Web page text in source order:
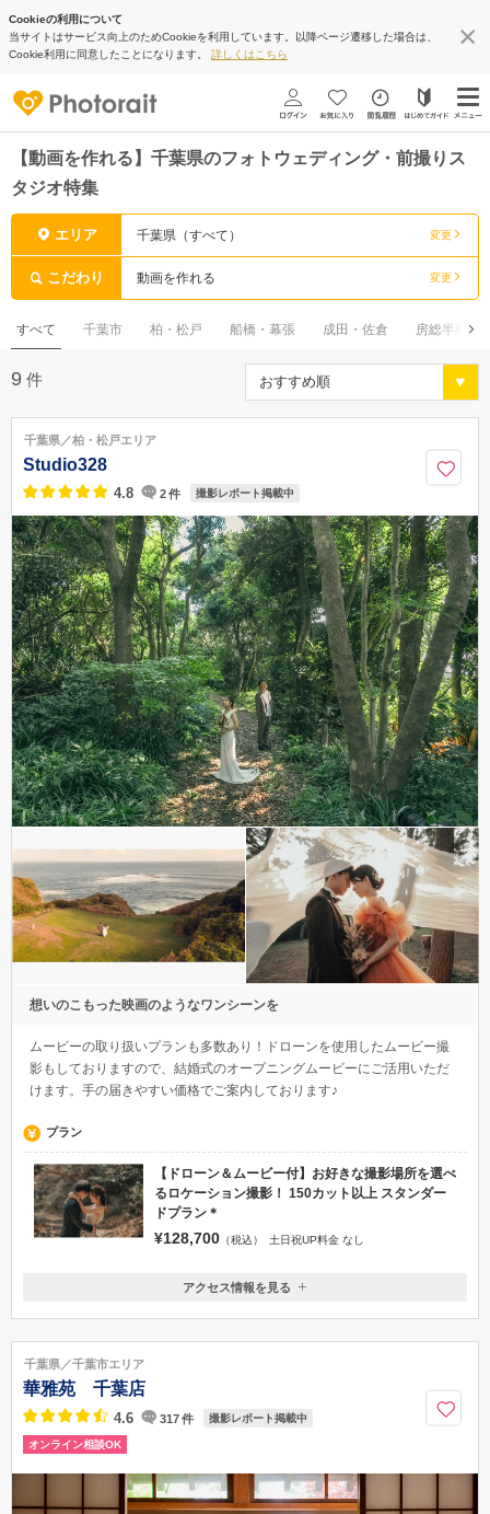
Cookieの利用について
当サイトはサービス向上のためCookieを利用しています。以降ページ遷移した場合は、
Cookie利用に同意したことになります。 詳しくはこちら
【動画を作れる】千葉県のフォトウェディング・前撮りス
タジオ特集
エリア 千葉県（すべて） 変更
こだわり 動画を作れる 変更
すべて 千葉市 柏・松戸 船橋・幕張 成田・佐倉 房総半島
9 件
千葉県／柏・松戸エリア
Studio328
4.8 2件 撮影レポート掲載中
想いのこもった映画のようなワンシーンを
ムービーの取り扱いプランも多数あり！ドローンを使用したムービー撮
影もしておりますので、結婚式のオープニングムービーにご活用いただ
けます。手の届きやすい価格でご案内しております♪
プラン
【ドローン＆ムービー付】お好きな撮影場所を選べ
るロケーション撮影！ 150カット以上 スタンダー
ドプラン＊
¥128,700 （税込） 土日祝UP料金 なし
千葉県松戸市小金原8丁目13-31 オメガフォー102
047-718-7190
アクセス情報を見る
千葉県／千葉市エリア
華雅苑 千葉店
4.6 317件 撮影レポート掲載中
オンライン相談OK